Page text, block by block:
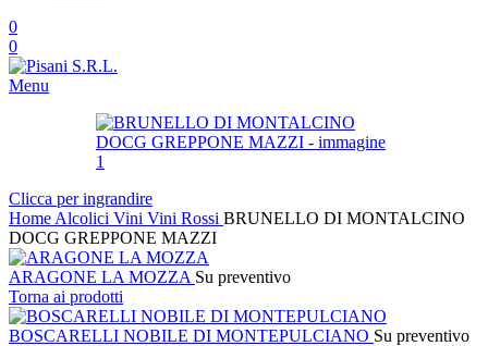
0
0
Menu
Clicca per ingrandire
Home Alcolici Vini Vini Rossi BRUNELLO DI MONTALCINO
DOCG GREPPONE MAZZI
ARAGONE LA MOZZA Su preventivo
Torna ai prodotti
BOSCARELLI NOBILE DI MONTEPULCIANO Su preventivo